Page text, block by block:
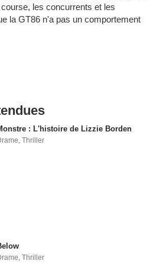
les concurrents et les
la GT86 n'a pas un comportement
: L'histoire de Lizzie Borden
,Thriller
,Thriller